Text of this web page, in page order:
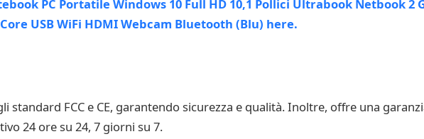
FCC e CE, garantendo sicurezza e qualità. Inoltre, offre una
24 ore su 24, 7 giorni su 7.